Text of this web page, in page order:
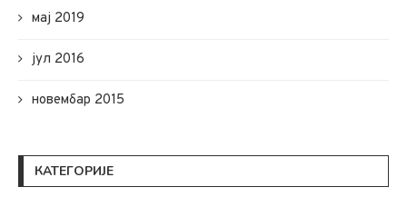
мај 2019
јул 2016
новембар 2015
КАТЕГОРИЈЕ